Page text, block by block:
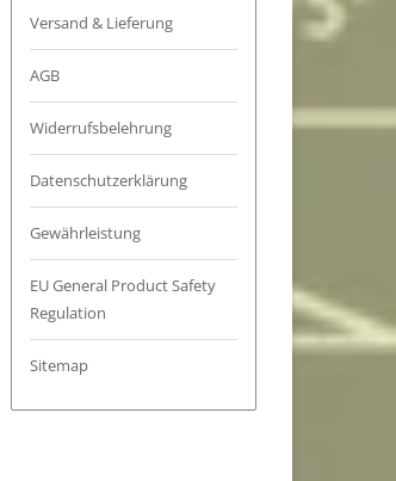
Versand & Lieferung
AGB
Widerrufsbelehrung
Datenschutzerklärung
Gewährleistung
EU General Product Safety
Regulation
Sitemap